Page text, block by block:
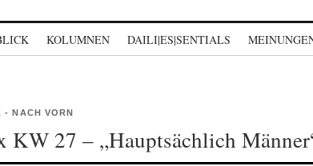
KOLUMNEN DAILI|ES|SENTIALS
- NACH VORN
KW 27 – „Hauptsächlich